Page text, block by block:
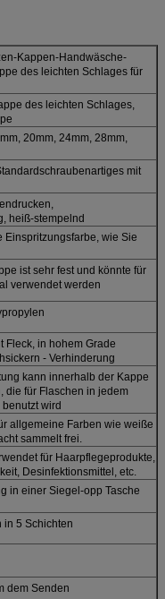
Kappen-Handwäsche-
des leichten Schlages für
des leichten Schlages,
20mm, 24mm, 28mm,
mit
heiß-stempelnd
Einspritzungsfarbe, wie Sie
ist sehr fest und könnte für
verwendet werden
Fleck, in hohem Grade
- Verhinderung
kann innerhalb der Kappe
die für Flaschen in jedem
wird
allgemeine Farben wie weiße
sammelt frei.
für Haarpflegeprodukte,
Desinfektionsmittel, etc.
in einer Siegel-opp Tasche
in 5 Schichten
dem Senden